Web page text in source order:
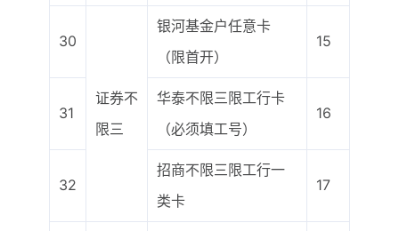
30
证券不
限三
银河基金户任意卡
（限首开）
15
31
华泰不限三限工行卡
（必须填工号）
16
32
招商不限三限工行一
类卡
17